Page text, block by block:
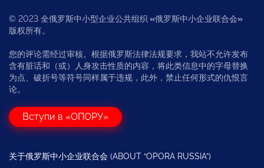
© 2023 全俄罗斯中小型企业公共组织 «俄罗斯中小企业联合会»
版权所有。
您的评论需经过审核。根据俄罗斯法律法规要求，我站不允许发布
含有脏话和（或）人身攻击性质的内容，将此类信息中的字母替换
为点、破折号等符号同样属于违规，此外，禁止任何形式的仇恨言
论。
Вступи в «ОПОРУ»
关于俄罗斯中小企业联合会 (ABOUT “OPORA RUSSIA”)